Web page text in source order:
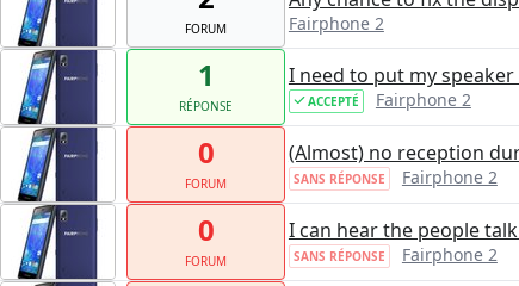
FORUM Fairphone 2
1
RÉPONSE
I need to put my
ACCEPTÉ Fairphone 2
0
FORUM
(Almost) no reception
SANS RÉPONSE Fairphone 2
0
FORUM
I can hear the people
SANS RÉPONSE Fairphone 2